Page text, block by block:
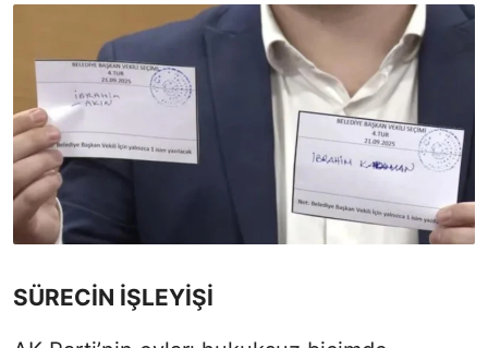
SÜRECİN İŞLEYİŞİ